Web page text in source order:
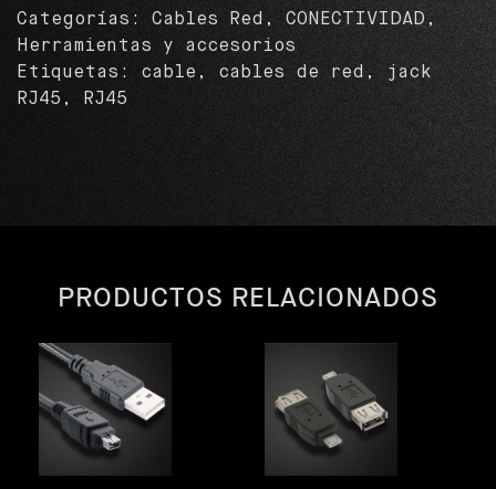
Categorías: Cables Red , CONECTIVIDAD ,
Herramientas y accesorios
Etiquetas: cable , cables de red ,
jack
RJ45 , RJ45
PRODUCTOS RELACIONADOS